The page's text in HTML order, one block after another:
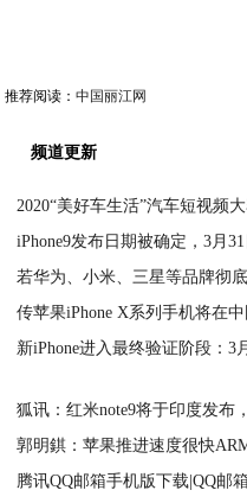
推荐阅读：中国丽江网
频道更新
2020“美好车生活”汽车短视频大
iPhone9发布日期被确定，3月
若华为、小米、三星等品牌彻
传苹果iPhone X系列手机将在中
新iPhone进入最终验证阶段：3
狐讯：红米note9将于印度发布
郭明錤：苹果推进速度很快
腾讯QQ邮箱手机版下载|QQ邮